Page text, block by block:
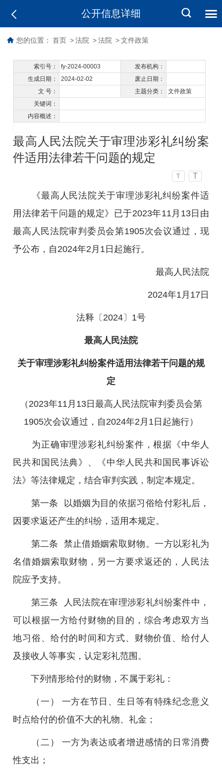
公开信息详细
您的位置： 首页 > 法院 > 法院 > 文件政策
索引号： fy-2024-00003
发布机构：
生成日期：
2024-02-02
废止日期：
文 号：
主题分类：
文件政策
关键词：
内容概述：
最高人民法院关于审理涉彩礼纠纷案
件适用法律若干问题的规定
T T
《最高人民法院关于审理涉彩礼纠纷案件适
用法律若干问题的规定》已于2023年11月13日由
最高人民法院审判委员会第1905次会议通过，现
予公布，自2024年2月1日起施行。
最高人民法院
2024年1月17日
法释〔2024〕1号
最高人民法院
关于审理涉彩礼纠纷案件适用法律若干问题的规
定
（2023年11月13日最高人民法院审判委员会第
1905次会议通过，自2024年2月1日起施行）
为正确审理涉彩礼纠纷案件，根据《中华人
民共和国民法典》、《中华人民共和国民事诉讼
法》等法律规定，结合审判实践，制定本规定。
第一条 以婚姻为目的依据习俗给付彩礼后，
因要求返还产生的纠纷，适用本规定。
第二条 禁止借婚姻索取财物。一方以彩礼为
名借婚姻索取财物，另一方要求返还的，人民法
院应予支持。
第三条 人民法院在审理涉彩礼纠纷案件中，
可以根据一方给付财物的目的，综合考虑双方当
地习俗、给付的时间和方式、财物价值、给付人
及接收人等事实，认定彩礼范围。
下列情形给付的财物，不属于彩礼：
（一） 一方在节日、生日等有特殊纪念意义
时点给付的价值不大的礼物、礼金；
（二） 一方为表达或者增进感情的日常消费
性支出；